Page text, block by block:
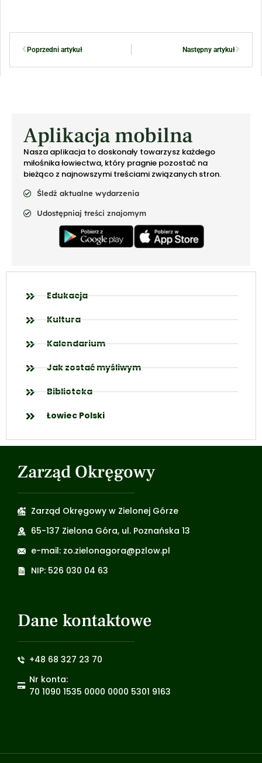
Poprzedni artykuł Następny artykuł
Aplikacja mobilna
Nasza aplikacja to doskonały towarzysz każdego
miłośnika łowiectwa, który pragnie pozostać na
bieżąco z najnowszymi treściami związanych stron.
Śledź aktualne wydarzenia
Udostępniaj treści znajomym
Edukacja
Kultura
Kalendarium
Jak zostać myśliwym
Biblioteka
Łowiec Polski
Zarząd Okręgowy
Zarząd Okręgowy w Zielonej Górze
65-137 Zielona Góra, ul. Poznańska 13
e-mail: zo.zielonagora@pzlow.pl
NIP: 526 030 04 63
Dane kontaktowe
+48 68 327 23 70
Nr konta:
70 1090 1535 0000 0000 5301 9163